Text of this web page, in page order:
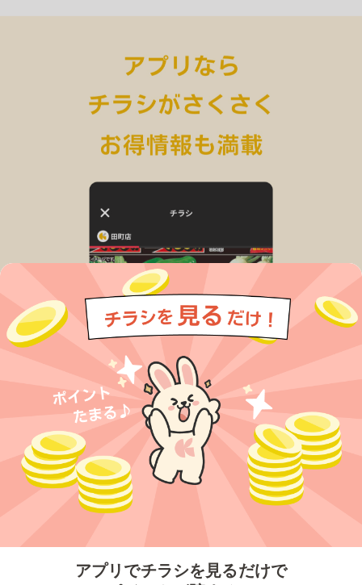
アプリでチラシを見るだけで